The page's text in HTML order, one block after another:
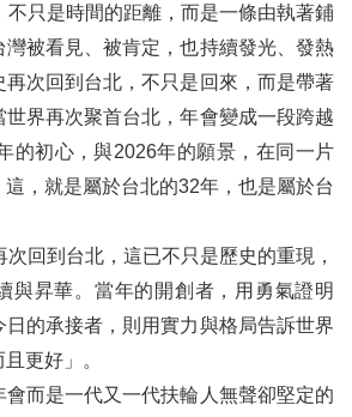
不只是時間的距離，而是一條由執著鋪
灣被看見、被肯定，也持續發光、發熱
再次回到台北，不只是回來，而是帶著
界再次聚首台北，年會變成一段跨越
的初心，與2026年的願景，在同一片
，就是屬於台北的32年，也是屬於台
回到台北，這已不只是歷史的重現，
與昇華。當年的開創者，用勇氣證明
日的承接者，則用實力與格局告訴世界
更好」。
而是一代又一代扶輪人無聲卻堅定的